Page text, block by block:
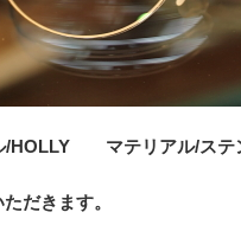
HOLLY マテリアル/ステ
だきます。